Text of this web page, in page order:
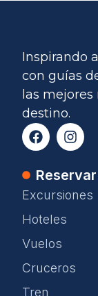
Inspirando
con guías
las
destino.
Reservar
Excursiones
Hoteles
Vuelos
Cruceros
Tren